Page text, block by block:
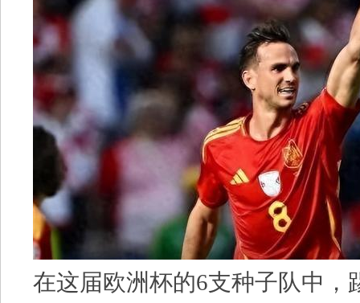
在这届欧洲杯的6支种子队中，